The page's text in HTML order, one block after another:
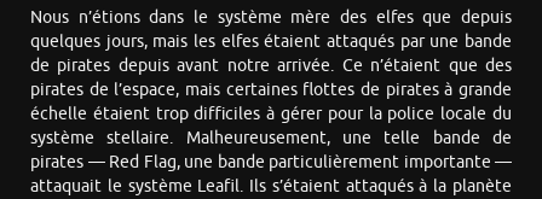
Nous n’étions dans le système mère des elfes que depuis
quelques jours, mais les elfes étaient attaqués par une bande
de pirates depuis avant notre arrivée. Ce n’étaient que des
pirates de l’espace, mais certaines flottes de pirates à grande
échelle étaient trop difficiles à gérer pour la police locale du
système stellaire. Malheureusement, une telle bande de
pirates — Red Flag, une bande particulièrement importante —
attaquait le système Leafil. Ils s’étaient attaqués à la planète